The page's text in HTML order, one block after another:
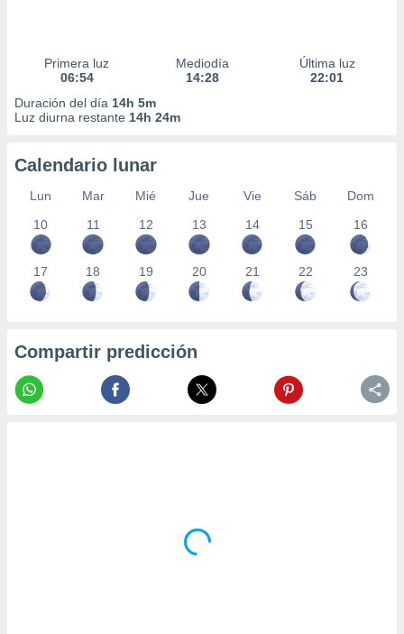
Primera luz
06:54
Mediodía
14:28
Última luz
22:01
Duración del día 14h 5m
Luz diurna restante 14h 24m
Calendario lunar
Lun Mar Mié Jue Vie Sáb
Dom
10
11 12 13 14 15 16
17 18 19 20 21 22 23
Compartir predicción